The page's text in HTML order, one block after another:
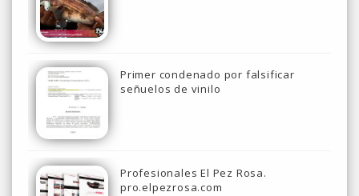
Primer condenado por falsificar
señuelos de vinilo
Profesionales El Pez Rosa.
pro.elpezrosa.com